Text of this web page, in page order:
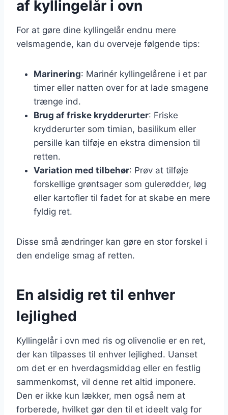
af kyllingelår i ovn
For at gøre dine kyllingelår endnu mere
velsmagende, kan du overveje følgende tips:
Marinering: Marinér kyllingelårene i et par
timer eller natten over for at lade smagene
trænge ind.
Brug af friske krydderurter: Friske
krydderurter som timian, basilikum eller
persille kan tilføje en ekstra dimension til
retten.
Variation med tilbehør: Prøv at tilføje
forskellige grøntsager som gulerødder, løg
eller kartofler til fadet for at skabe en mere
fyldig ret.
Disse små ændringer kan gøre en stor forskel i
den endelige smag af retten.
En alsidig ret til enhver
lejlighed
Kyllingelår i ovn med ris og olivenolie er en ret,
der kan tilpasses til enhver lejlighed. Uanset
om det er en hverdagsmiddag eller en festlig
sammenkomst, vil denne ret altid imponere.
Den er ikke kun lækker, men også nem at
forberede, hvilket gør den til et ideelt valg for